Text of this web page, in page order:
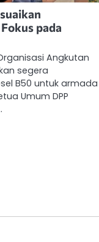
pada
Angkutan
segera
B50 untuk armada
Umum DPP